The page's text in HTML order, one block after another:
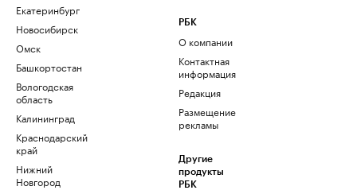
Екатеринбург
Новосибирск
Омск
Башкортостан
Вологодская
область
Калининград
Краснодарский
край
Нижний
Новгород
РБК
О компании
Контактная
информация
Редакция
Размещение
рекламы
Другие
продукты
РБК